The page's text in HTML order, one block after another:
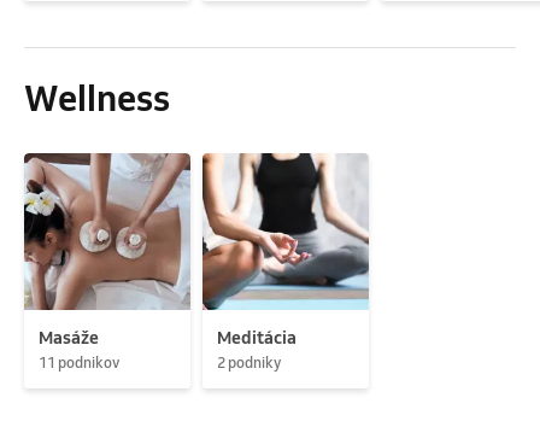
Wellness
Masáže
11 podnikov
Meditácia
2 podniky